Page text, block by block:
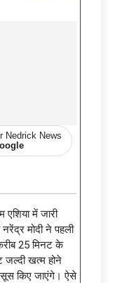
Nedrick News
एशिया में जारी
मोदी ने पहली
25 मिनट के
खत्म होने
किए जाएंगे। ऐसे